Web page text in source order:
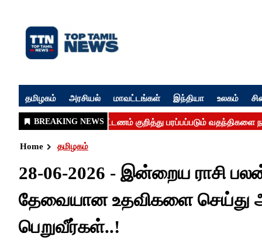
தமிழகம் அரசியல் மாவட்டங்கள் இந்தியா உலகம்
Home தமிழகம்
28-06-2026 - இன்றைய ராசி
தேவையான உதவிகளை செய்து
பெறுவீர்கள்..!